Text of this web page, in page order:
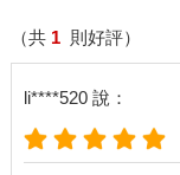
廣告。性格爽朗，
裡的常客也多半是
入了她的店。
我常常下班後就一
蛋，一邊喝著酒和
攢了很多漫畫的素材
（共 1 則好評）
li****520 說：